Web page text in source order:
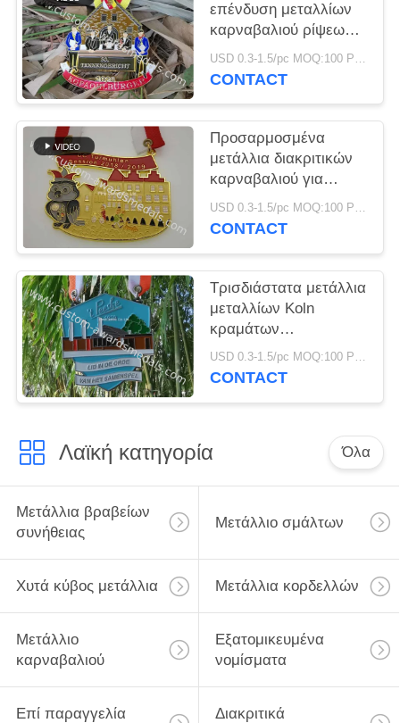
επένδυση μεταλλίων
καρναβαλιού ρίψεων
κύβων εκτύπωσης
Silkcreen
USD 0.3-1.5/pc MOQ:100 PC ανά σχέδιο
CONTACT
Προσαρμοσμένα
μετάλλια διακριτικών
καρναβαλιού για
μπύρας σύνδεση
κορδελλών σχεδίου
USD 0.3-1.5/pc MOQ:100 PC ανά σχέδιο
CONTACT
Τρισδιάστατα μετάλλια
μεταλλίων Koln
κραμάτων
ψευδάργυρου για το
εποχιακό φεστιβάλ της
USD 0.3-1.5/pc MOQ:100 PC ανά σχέδιο
CONTACT
Λαϊκή κατηγορία Όλα
Μετάλλια βραβείων
συνήθειας
Μετάλλιο σμάλτων
Χυτά κύβος μετάλλια Μετάλλια κορδελλών
Μετάλλιο
καρναβαλιού
Εξατομικευμένα
νομίσματα
Επί παραγγελία Διακριτικά